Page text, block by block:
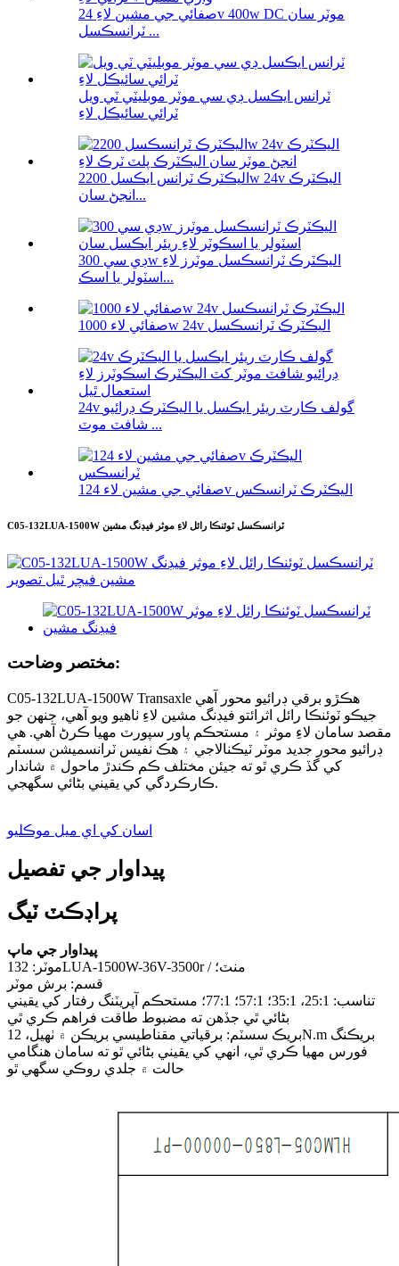
صفائي جي مشين لاءِ 24v 400w DC موٽر سان
ٽرانسڪسل ...
ٽرانس ايڪسل ڊي سي موٽر موبليٽي ٽي ويل
ٽرائي سائيڪل لاءِ
اليڪٽرڪ ٽرانس ايڪسل 2200w 24v اليڪٽرڪ
انجڻ سان...
ڊي سي 300w اليڪٽرڪ ٽرانسڪسل موٽرز لاءِ
اسٽولر يا اسڪ...
صفائي لاء 1000w 24v اليڪٽرڪ ٽرانسڪسل
24v گولف ڪارٽ ريئر ايڪسل يا اليڪٽرڪ ڊرائيو
شافٽ موٽ ...
صفائي جي مشين لاء 124v اليڪٽرڪ ٽرانسڪس
C05-132LUA-1500W ٽرانسڪسل ٽوئنڪا رائل لاءِ موثر فيڊنگ مشين
مختصر وضاحت:
C05-132LUA-1500W Transaxle ھڪڙو برقي ڊرائيو محور آھي
جيڪو ٽوئنڪا رائل اثرائتو فيڊنگ مشين لاءِ ٺاھيو ويو آھي، جنھن جو
مقصد سامان لاءِ موثر ۽ مستحڪم پاور سپورٽ مهيا ڪرڻ آھي. هي
ڊرائيو محور جديد موٽر ٽيڪنالاجي ۽ هڪ نفيس ٽرانسميشن سسٽم
کي گڏ ڪري ٿو ته جيئن مختلف ڪم ڪندڙ ماحول ۾ شاندار
ڪارڪردگي کي يقيني بڻائي سگهجي.
اسان کي اي ميل موڪليو
پيداوار جي تفصيل
پراڊڪٽ ٽيگ
پيداوار جي ماپ
موٽر: 132LUA-1500W-36V-3500r / منٽ؛
قسم: برش موٽر
تناسب: 25:1، 35:1؛ 57:1؛ 77:1؛ مستحڪم آپريٽنگ رفتار کي يقيني
بڻائي ٿي جڏهن ته مضبوط طاقت فراهم ڪري ٿي
بريڪ سسٽم: برقياتي مقناطيسي بريڪن ۾ ٺهيل، 12N.m بريڪنگ
فورس مهيا ڪري ٿي، انهي کي يقيني بڻائي ٿو ته سامان هنگامي
حالت ۾ جلدي روڪي سگهي ٿو